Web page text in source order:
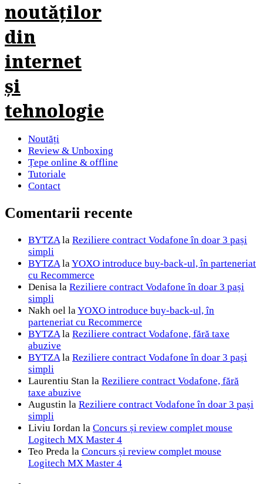
Noutăți
Review & Unboxing
Țepe online & offline
Tutoriale
Contact
Comentarii recente
BYTZAla Reziliere contract Vodafone în doar 3 pași
simpli
BYTZAlaYOXO introduce buy-back-ul, în parteneriat
cu Recommerce
Denisa la Reziliere contract Vodafone în doar 3 pași
simpli
Nakh oel laYOXO introduce buy-back-ul, în
parteneriat cu Recommerce
BYTZAla Reziliere contract Vodafone, fără taxe
abuzive
BYTZAla Reziliere contract Vodafone în doar 3 pași
simpli
Laurentiu Stan la Reziliere contract Vodafone, fără
taxe abuzive
Augustin la Reziliere contract Vodafone în doar 3 pași
simpli
Liviu Iordan la Concurs și review complet mouse
Logitech MX Master 4
Teo Preda la Concurs și review complet mouse
Logitech MX Master 4